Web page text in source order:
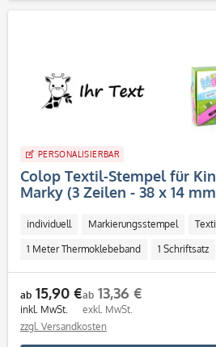
PERSONALISIERBAR
Colop Textil-Stempel für
Marky (3 Zeilen - 38 x 14
individuell Markierungsstempel
1 Meter Thermoklebeband 1 Schriftsatz
20 spülmaschinenfeste Etiketten
Stempelkissen schwarz
Papier Textil
ab 15,90 €
inkl. MwSt.
ab 13,36 €
exkl. MwSt.
zzgl. Versandkosten